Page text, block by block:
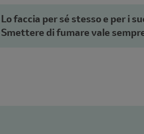
Lo faccia per sé stesso e per i
Smettere di fumare vale